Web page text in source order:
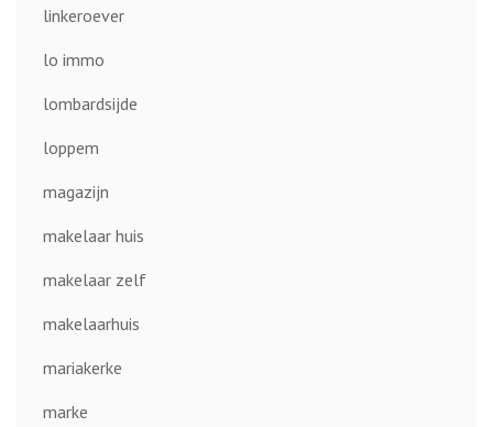
linkeroever
lo immo
lombardsijde
loppem
magazijn
makelaar huis
makelaar zelf
makelaarhuis
mariakerke
marke